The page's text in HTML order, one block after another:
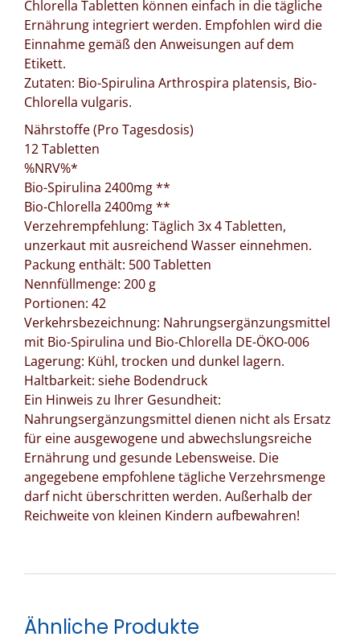
Chlorella Tabletten können einfach in die tägliche
Ernährung integriert werden. Empfohlen wird die
Einnahme gemäß den Anweisungen auf dem
Etikett.
Zutaten: Bio-Spirulina Arthrospira platensis, Bio-
Chlorella vulgaris.
Nährstoffe (Pro Tagesdosis)
12 Tabletten
%NRV%*
Bio-Spirulina 2400mg **
Bio-Chlorella 2400mg **
Verzehrempfehlung: Täglich 3x 4 Tabletten,
unzerkaut mit ausreichend Wasser einnehmen.
Packung enthält: 500 Tabletten
Nennfüllmenge: 200 g
Portionen: 42
Verkehrsbezeichnung: Nahrungsergänzungsmittel
mit Bio-Spirulina und Bio-Chlorella DE-ÖKO-006
Lagerung: Kühl, trocken und dunkel lagern.
Haltbarkeit: siehe Bodendruck
Ein Hinweis zu Ihrer Gesundheit:
Nahrungsergänzungsmittel dienen nicht als Ersatz
für eine ausgewogene und abwechslungsreiche
Ernährung und gesunde Lebensweise. Die
angegebene empfohlene tägliche Verzehrsmenge
darf nicht überschritten werden. Außerhalb der
Reichweite von kleinen Kindern aufbewahren!
Ähnliche Produkte